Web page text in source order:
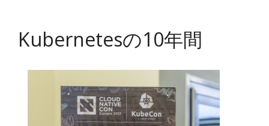
Kubernetesの10年間